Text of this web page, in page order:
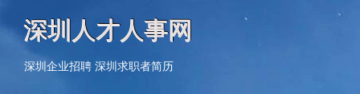
深圳人才人事网
深圳企业招聘 深圳求职者简历